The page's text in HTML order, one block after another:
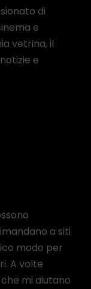
di
e
vetrina, il
e
a siti
modo per
A volte
mi aiutano